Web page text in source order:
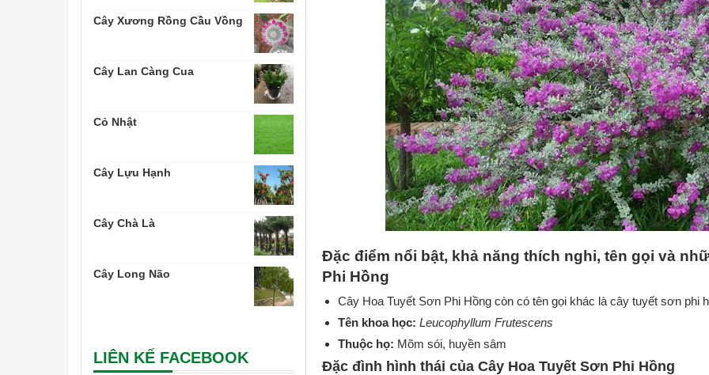
Đặc điểm nổi bật, khả năng thích nghi, tên gọi và
Phi Hồng
Cây Hoa Tuyết Sơn Phi Hồng còn có tên gọi khác là cây tuyết sơn phi
Tên khoa học: Leucophyllum Frutescens
Thuộc họ: Mõm sói, huyền sâm
Đặc đình hình thái của Cây Hoa Tuyết Sơn Phi Hồng
Cây Xương Rồng Cầu Vồng
Cây Lan Càng Cua
Cỏ Nhật
Cây Lựu Hạnh
Cây Chà Là
Cây Long Não
LIÊN KẾ FACEBOOK